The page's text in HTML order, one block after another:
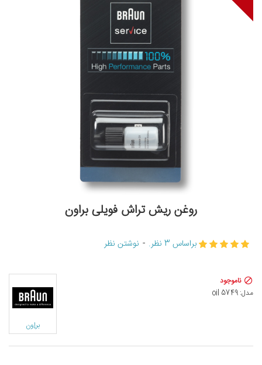
روغن ریش تراش فویلی براون
ناموجود
مدل:oil 5749
براون
براساس 3 نظر. - نوشتن نظر